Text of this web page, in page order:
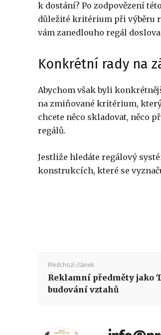
k dostání? Po zodpovězení
důležité kritérium při výběru
vám zanedlouho regál
Konkrétní rady na
Abychom však byli
na zmiňované kritérium,
chcete něco skladovat, něco
regálů.
Jestliže hledáte regálový
konstrukcích, které se
Předchozí článek
Reklamní předměty jako
budování vztahů